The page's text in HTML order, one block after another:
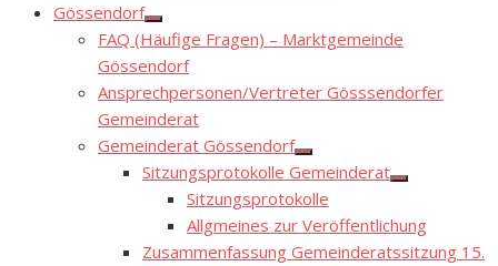
Gössendorf
Show
sub
menu
FAQ (Häufige Fragen) – Marktgemeinde
Gössendorf
Ansprechpersonen/Vertreter Gösssendorfer
Gemeinderat
Gemeinderat Gössendorf
Show
sub
menu
Sitzungsprotokolle Gemeinderat
Show
menu
Sitzungsprotokolle
Allgmeines zur Veröffentlichung
Zusammenfassung Gemeinderatssitzung 15.